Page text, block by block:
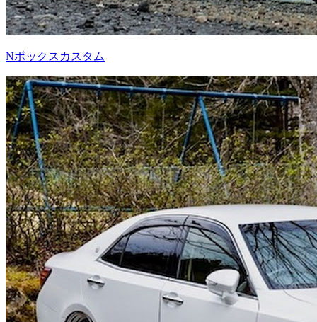
Nボックスカスタム